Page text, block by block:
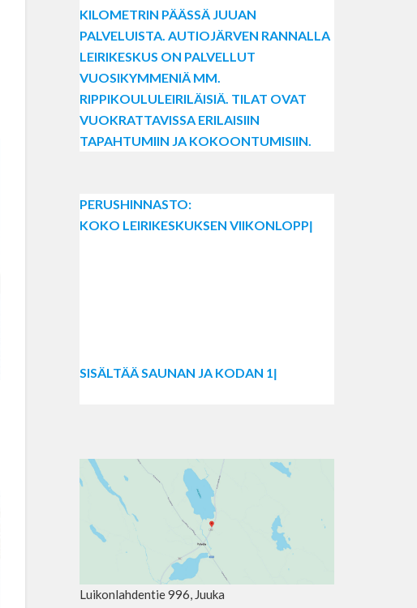
KILOMETRIN PÄÄSSÄ JUUAN
PALVELUISTA. AUTIOJÄRVEN RANNALLA
LEIRIKESKUS ON PALVELLUT
VUOSIKYMMENIÄ MM.
RIPPIKOULULEIRILÄISIÄ. TILAT OVAT
VUOKRATTAVISSA ERILAISIIN
TAPAHTUMIIN JA KOKOONTUMISIIN.
PERUSHINNASTO:
KOKO L EIRIKESKUKSEN VIIKONL OPPU
SISÄL TÄÄ SAUNAN JA KODAN 1 5
Luikonlahdentie 996, Juuka